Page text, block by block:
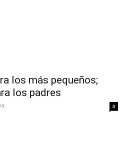
los más pequeños;
los padres
0